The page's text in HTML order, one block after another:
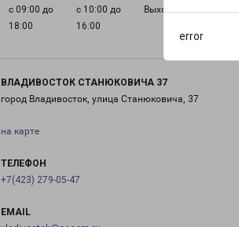
error
с 09:00 до
18:00
с 10:00 до
16:00
Выходной
ВЛАДИВОСТОК СТАНЮКОВИЧА 37
город Владивосток, улица Станюковича, 37
на карте
ТЕЛЕФОН
+7(423) 279-05-47
EMAIL